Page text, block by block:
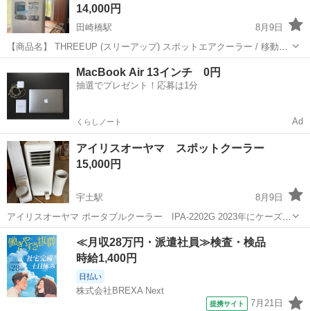
14,000円
田崎橋駅
8月9日
【商品名】 THREEUP (スリーアップ) スポットエアクーラー / 移動式
エアコン 【付属品】 ・リモコン ・排熱ダクト（ダクトホース） ・取
扱説明書 ※窓パネルは付属しませんのでご注意ください。 【商品の状
態】 ・...
季節、空調家電
MacBook Air 13インチ 0円
抽選でプレゼント！応募は1分
くらしノート Ad
アイリスオーヤマ スポットクーラー
15,000円
宇土駅
8月9日
アイリスオーヤマ ポータブルクーラー IPA-2202G 2023年にケーズデ
ンキで購入しました。 作業場でひと夏使用していました。 出品に伴い
簡易清掃と動作確認もしています。 エアコンを設置した為、こちらが
必要なくなった...
熊本 熊本市 宇土駅 季節、空調家電
≪月収28万円・派遣社員≫検査・検品
時給1,400円
日払い
株式会社BREXA Next
提携サイト 7月21日